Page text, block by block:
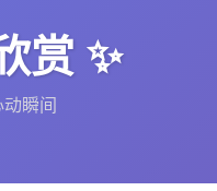
赏 ✨
瞬间